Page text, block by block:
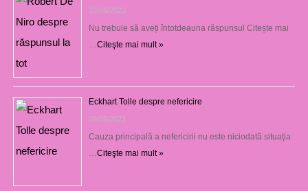
10/09/2023
Nu trebuie să aveți întotdeauna răspunsul Citește mai
Citeşte mai mult »
Eckhart Tolle despre nefericire
09/09/2023
Cauza principală a nefericirii nu este niciodată situaţia
Citeşte mai mult »